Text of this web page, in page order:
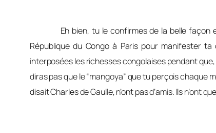
Eh bien, tu le confirmes de la belle façon en
République du Congo à Paris pour manifester
interposées les richesses congolaises pendant
diras pas que le “mangoya” que tu perçois chaque
disait Charles de Gaulle, n’ont pas d’amis. Ils n’ont